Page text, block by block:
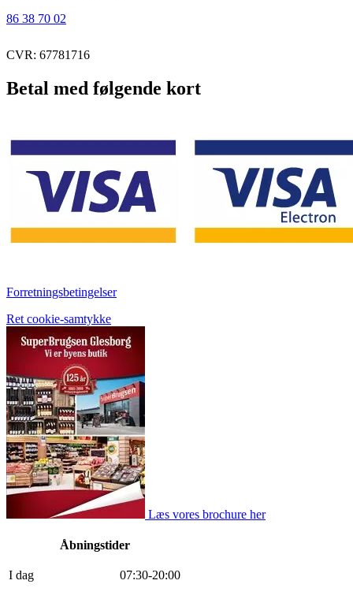
86 38 70 02
CVR: 67781716
Betal med følgende kort
Forretningsbetingelser
Ret cookie-samtykke
Læs vores brochure her
Åbningstider
I dag 07:30-20:00